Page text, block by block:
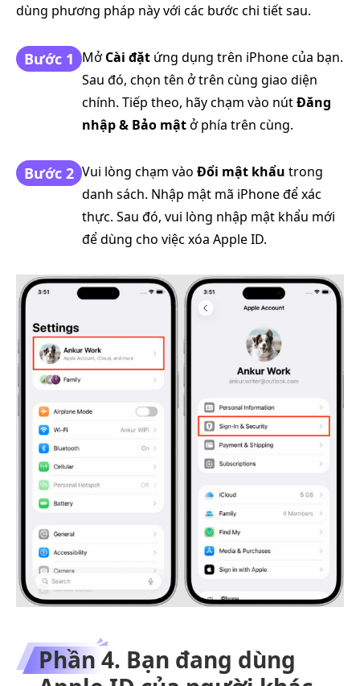
dùng phương pháp này với các bước chi tiết sau.
Bước 1 MởCài đặt ứng dụng trên iPhone của bạn.
Sau đó, chọn tên ở trên cùng giao diện
chính. Tiếp theo, hãy chạm vào nútĐăng
nhập & Bảo mậtở phía trên cùng.
Bước 2 Vui lòng chạm vào Đổi mật khẩu trong
danh sách. Nhập mật mã iPhone để xác
thực. Sau đó, vui lòng nhập mật khẩu mới
để dùng cho việc xóa Apple ID.
Phần 4. Bạn đang dùng